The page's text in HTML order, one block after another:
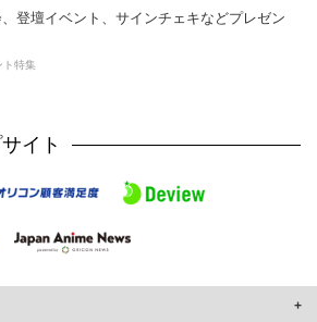
登壇イベント、サインチェキなどプレゼン
ト特集
イト